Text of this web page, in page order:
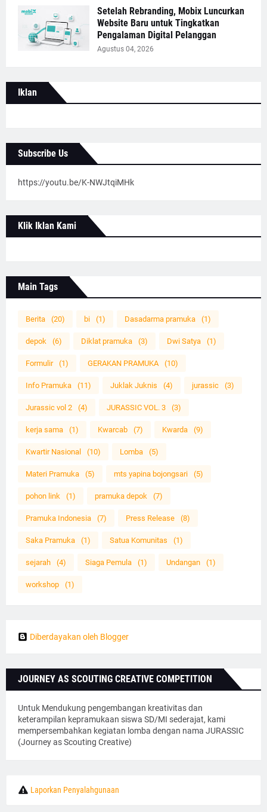
Setelah Rebranding, Mobix Luncurkan
Website Baru untuk Tingkatkan
Pengalaman Digital Pelanggan
Agustus 04, 2026
Iklan
Subscribe Us
https://youtu.be/K-NWJtqiMHk
Klik Iklan Kami
Main Tags
Berita (20) bi (1) Dasadarma pramuka (1)
depok (6) Diklat pramuka (3) Dwi Satya (1)
Formulir (1) GERAKAN PRAMUKA (10)
Info Pramuka (11) Juklak Juknis (4) jurassic (3)
Jurassic vol 2 (4) JURASSIC VOL. 3 (3)
kerja sama (1) Kwarcab (7) Kwarda (9)
Kwartir Nasional (10) Lomba (5)
Materi Pramuka (5) mts yapina bojongsari (5)
pohon link (1) pramuka depok (7)
Pramuka Indonesia (7) Press Release (8)
Saka Pramuka (1) Satua Komunitas (1)
sejarah (4) Siaga Pemula (1) Undangan (1)
workshop (1)
Diberdayakan oleh Blogger
JOURNEY AS SCOUTING CREATIVE COMPETITION
Untuk Mendukung pengembangan kreativitas dan
keterampilan kepramukaan siswa SD/MI sederajat, kami
mempersembahkan kegiatan lomba dengan nama JURASSIC
(Journey as Scouting Creative)
Laporkan Penyalahgunaan